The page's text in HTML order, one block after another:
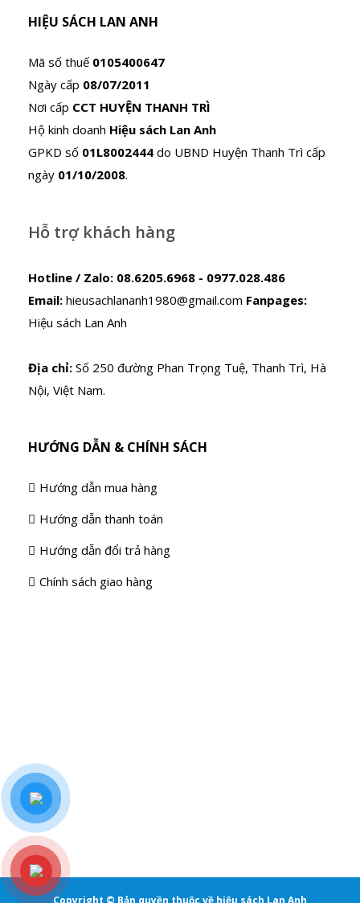
HIỆU SÁCH LAN ANH
Mã số thuế 0105400647
Ngày cấp 08/07/2011
Nơi cấp CCT HUYỆN THANH TRÌ
Hộ kinh doanh Hiệu sách Lan Anh
GPKD số 01L8002444 do UBND Huyện Thanh Trì cấp
ngày 01/10/2008.
Hỗ trợ khách hàng
Hotline / Zalo: 08.6205.6968 - 0977.028.486
Email: hieusachlananh1980@gmail.com Fanpages:
Hiệu sách Lan Anh
Địa chỉ: Số 250 đường Phan Trọng Tuệ, Thanh Trì, Hà
Nội, Việt Nam.
HƯỚNG DẪN & CHÍNH SÁCH
Hướng dẫn mua hàng
Hướng dẫn thanh toán
Hướng dẫn đổi trả hàng
Chính sách giao hàng